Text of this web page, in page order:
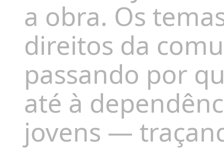
a obra. Os
direitos da
passando por
até à
jovens —